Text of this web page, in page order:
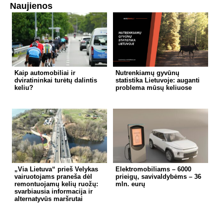
Naujienos
Kaip automobiliai ir
dviratininkai turėtų dalintis
keliu?
Nutrenkiamų gyvūnų
statistika Lietuvoje: auganti
problema mūsų keliuose
„Via Lietuva“ prieš Velykas
vairuotojams praneša dėl
remontuojamų kelių ruožų:
svarbiausia informacija ir
alternatyvūs maršrutai
Elektromobiliams – 6000
prieigų, savivaldybėms – 36
mln. eurų